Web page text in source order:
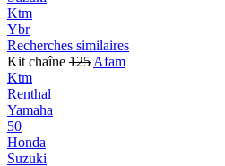
Ktm
Ybr
Recherches similaires
Kit chaîne 125 Afam
Ktm
Renthal
Yamaha
50
Honda
Suzuki